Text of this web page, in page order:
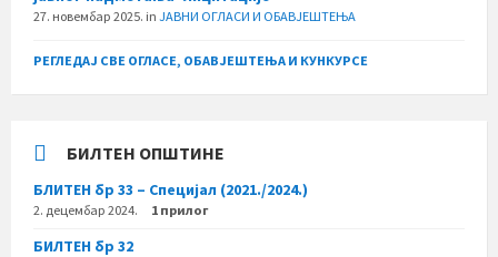
27. новембар 2025. in ЈАВНИ ОГЛАСИ И ОБАВЈЕШТЕЊА
РЕГЛЕДАЈ СВЕ ОГЛАСЕ, ОБАВЈЕШТЕЊА И КУНКУРСЕ
БИЛТЕН ОПШТИНЕ
БЛИТЕН бр 33 – Специјал (2021./2024.)
2. децембар 2024. 1 прилог
БИЛТЕН бр 32